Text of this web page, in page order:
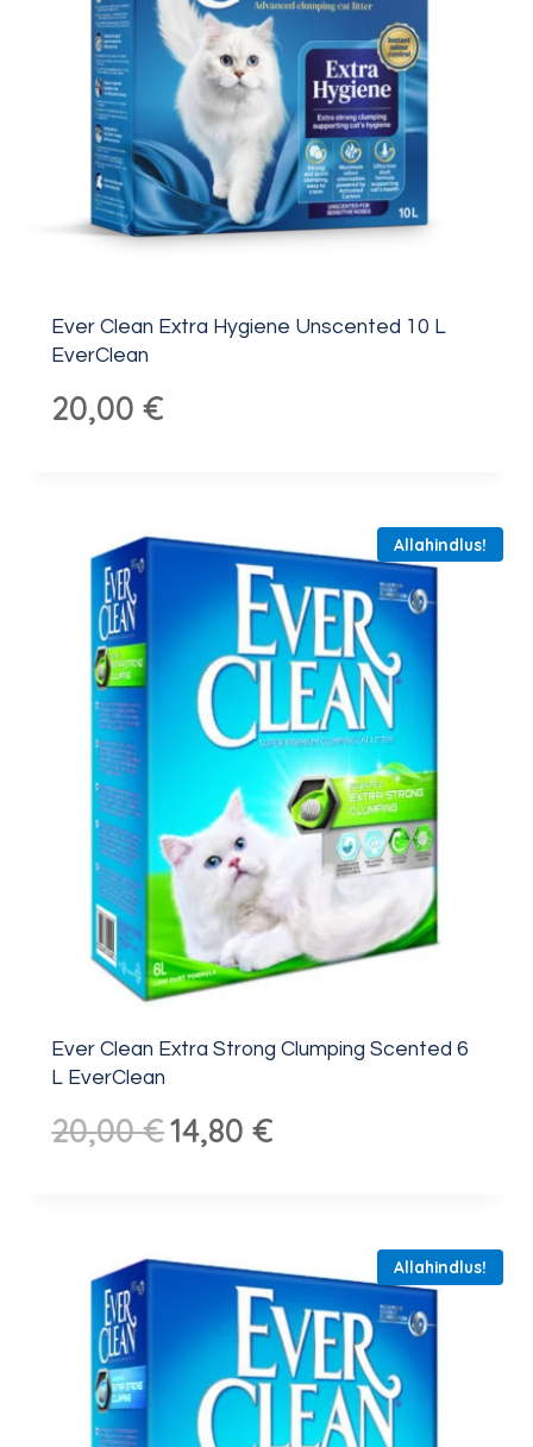
Ever Clean Extra Hygiene Unscented 10 L
EverClean
20,00€
Allahindlus!
Ever Clean Extra Strong Clumping Scented 6
L EverClean
20,00€ Algne
14,80€
Allahindlus!